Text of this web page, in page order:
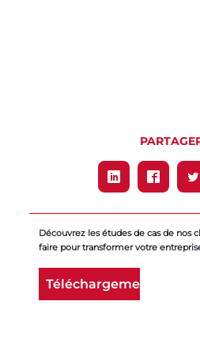
Découvrez les études de cas de nos
faire pour transformer votre
Téléchargement